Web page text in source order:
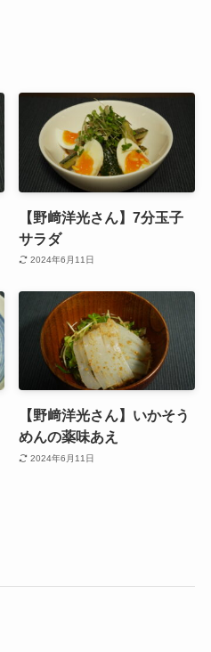
【野﨑洋光さん】7分玉子
サラダ
2024年6月11日
【野﨑洋光さん】いかそう
めんの薬味あえ
2024年6月11日